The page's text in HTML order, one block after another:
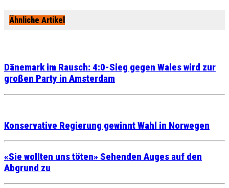
Ähnliche Artikel
Dänemark im Rausch: 4:0-Sieg gegen Wales wird zur
großen Party in Amsterdam
Konservative Regierung gewinnt Wahl in Norwegen
«Sie wollten uns töten» Sehenden Auges auf den
Abgrund zu